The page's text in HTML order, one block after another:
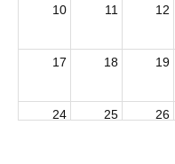
10 11 12
17 18 19
24 25 26